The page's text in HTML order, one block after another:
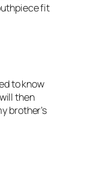
fit
to know
then
brother’s